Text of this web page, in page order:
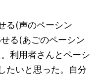
る(声のペーシン
る(あごのペーシン
利用者さんとペーシ
たいと思った。自分